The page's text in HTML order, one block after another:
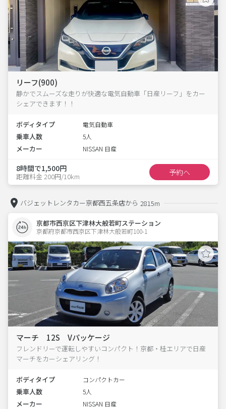
リーフ(900)
静かでスムーズな走りが快適な電気自動車「日産リーフ」をカー
シェアできます！！
ボディタイプ 電気自動車
乗車人数 5人
メーカー NISSAN 日産
8時間で1,500円
距離料金 200円/10km 予約へ
バジェットレンタカー京都西五条店から 2815m
京都市西京区下津林大般若町ステーション
京都府京都市西京区下津林大般若町100-1
マーチ 12S Vパッケージ
フレンドリーで運転しやすいコンパクト！京都・桂エリアで日産
マーチをカーシェアリング！
ボディタイプ コンパクトカー
乗車人数 5人
メーカー NISSAN 日産